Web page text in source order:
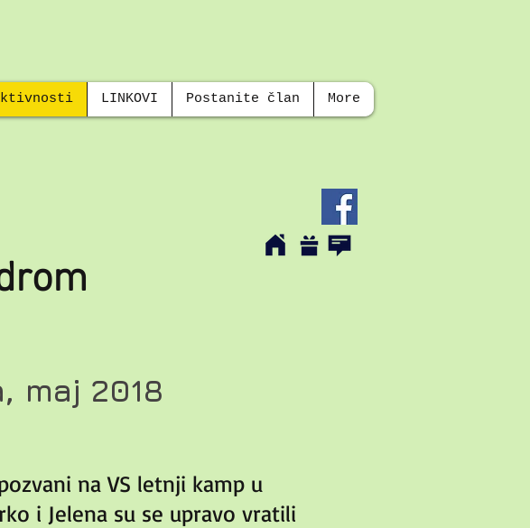
LINKOVI Postanite član More
maj 2018
na VS letnji kamp u
i Jelena su se upravo vratili